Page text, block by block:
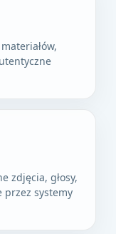
zdjęcia, głosy,
przez systemy